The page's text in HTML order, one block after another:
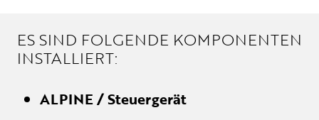
ES SIND FOLGENDE KOMPONENTEN
INSTALLIERT:
ALPINE / Steuergerät